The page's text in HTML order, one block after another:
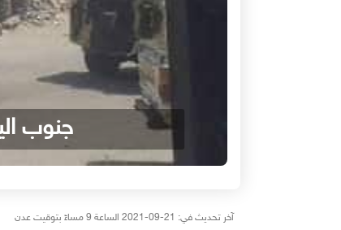
جنوب
آخر تحديث في: 21-09-2021 الساعة 9 مساءً بتوقيت عدن